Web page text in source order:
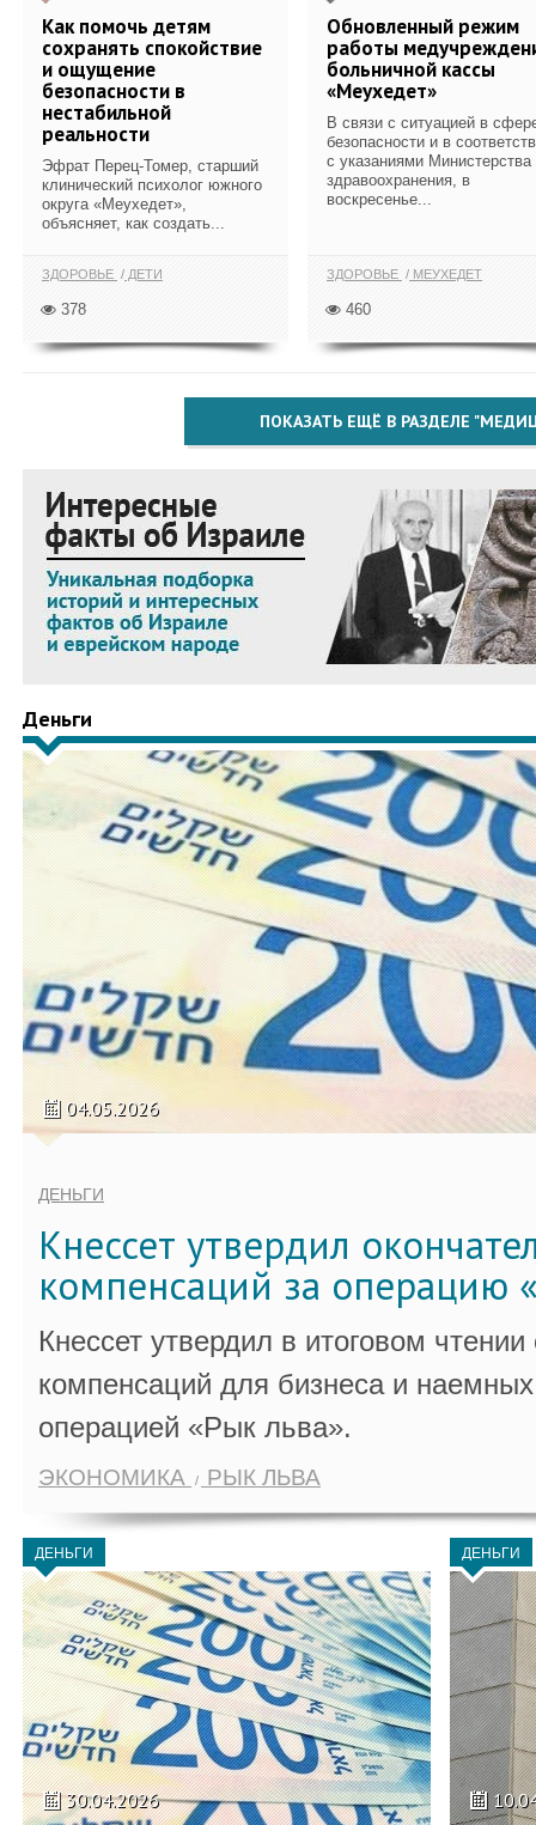
Как помочь детям
сохранять спокойствие
и ощущение
безопасности в
нестабильной
реальности
Эфрат Перец-Томер, старший
клинический психолог южного
округа «Меухедет»,
объясняет, как создать...
ЗДОРОВЬЕ ДЕТИ
378
Обновленный режим
работы
больничной кассы
«Меухедет»
В связи с ситуацией в
безопасности и в
с указаниями Министерства
здравоохранения, в
воскресенье...
ЗДОРОВЬЕ МЕУХЕДЕТ
460
ПОКАЗАТЬ ЕЩЁ В РАЗДЕЛЕ
Деньги
04.05.2026
ДЕНЬГИ
Кнессет утвердил
компенсаций за операцию
Кнессет утвердил в итоговом
компенсаций для бизнеса и
операцией «Рык льва».
ЭКОНОМИКА РЫК ЛЬВА
ДЕНЬГИ
30.04.2026
ДЕНЬГИ